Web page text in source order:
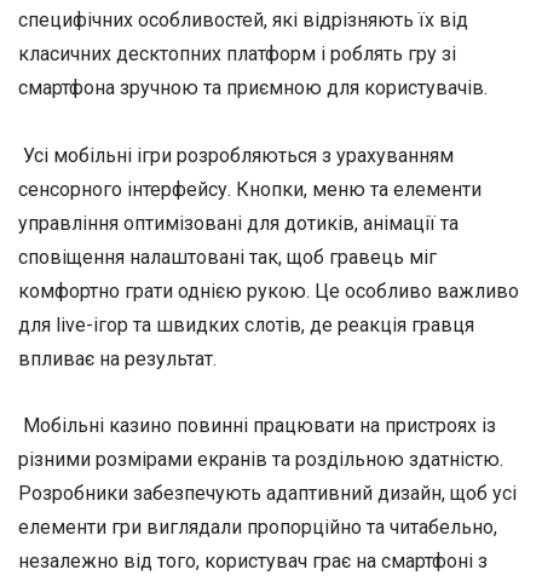
специфічних особливостей, які відрізняють їх від
класичних десктопних платформ і роблять гру зі
смартфона зручною та приємною для користувачів.
Усі мобільні ігри розробляються з урахуванням
сенсорного інтерфейсу. Кнопки, меню та елементи
управління оптимізовані для дотиків, анімації та
сповіщення налаштовані так, щоб гравець міг
комфортно грати однією рукою. Це особливо важливо
для live-ігор та швидких слотів, де реакція гравця
впливає на результат.
Мобільні казино повинні працювати на пристроях із
різними розмірами екранів та роздільною здатністю.
Розробники забезпечують адаптивний дизайн, щоб усі
елементи гри виглядали пропорційно та читабельно,
незалежно від того, користувач грає на смартфоні з